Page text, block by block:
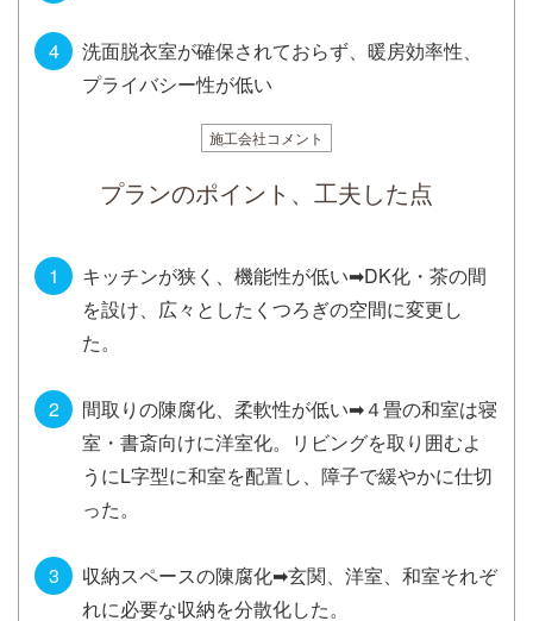
洗面脱衣室が確保されておらず、暖房効率性、
プライバシー性が低い
施工会社コメント
プランのポイント、工夫した点
キッチンが狭く、機能性が低い➡DK化・茶の間
を設け、広々としたくつろぎの空間に変更し
た。
間取りの陳腐化、柔軟性が低い➡４畳の和室は寝
室・書斎向けに洋室化。リビングを取り囲むよ
うにL字型に和室を配置し、障子で緩やかに仕切
った。
収納スペースの陳腐化➡玄関、洋室、和室それぞ
れに必要な収納を分散化した。